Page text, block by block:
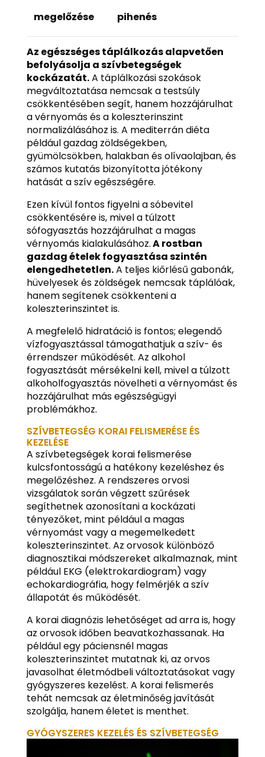
megelőzése
pihenés
Az egészséges táplálkozás alapvetően
befolyásolja a szívbetegségek
kockázatát.A táplálkozási szokások
megváltoztatása nemcsak a testsúly
csökkentésében segít, hanem hozzájárulhat
a vérnyomás és a koleszterinszint
normalizálásához is. A mediterrán diéta
például gazdag zöldségekben,
gyümölcsökben, halakban és olívaolajban, és
számos kutatás bizonyította jótékony
hatását a szív egészségére.
Ezen kívül fontos figyelni a sóbevitel
csökkentésére is, mivel a túlzott
sófogyasztás hozzájárulhat a magas
vérnyomás kialakulásához.A rostban
gazdag ételek fogyasztása szintén
elengedhetetlen.A teljes kiőrlésű gabonák,
hüvelyesek és zöldségek nemcsak táplálóak,
hanem segítenek csökkenteni a
koleszterinszintet is.
A megfelelő hidratáció is fontos; elegendő
vízfogyasztással támogathatjuk a szív- és
érrendszer működését. Az alkohol
fogyasztását mérsékelni kell, mivel a túlzott
alkoholfogyasztás növelheti a vérnyomást és
hozzájárulhat más egészségügyi
problémákhoz.
SZÍVBETEGSÉG KORAI FELISMERÉSE ÉS
KEZELÉSE
A szívbetegségek korai felismerése
kulcsfontosságú a hatékony kezeléshez és
megelőzéshez. A rendszeres orvosi
vizsgálatok során végzett szűrések
segíthetnek azonosítani a kockázati
tényezőket, mint például a magas
vérnyomást vagy a megemelkedett
koleszterinszintet. Az orvosok különböző
diagnosztikai módszereket alkalmaznak, mint
például EKG (elektrokardiogram) vagy
echokardiográfia, hogy felmérjék a szív
állapotát és működését.
A korai diagnózis lehetőséget ad arra is, hogy
az orvosok időben beavatkozhassanak. Ha
például egy páciensnél magas
koleszterinszintet mutatnak ki, az orvos
javasolhat életmódbeli változtatásokat vagy
gyógyszeres kezelést. A korai felismerés
tehát nemcsak az életminőség javítását
szolgálja, hanem életet is menthet.
GYÓGYSZERES KEZELÉS ÉS SZÍVBETEGSÉG